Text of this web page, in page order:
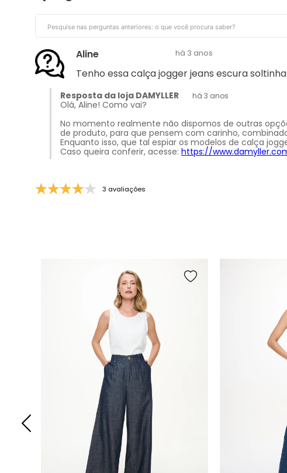
Aline há 3 anos
Tenho essa calça jogger jeans escura
Resposta da loja DAMYLLER há 3 anos
Olá, Aline! Como vai?
No momento realmente não dispomos de outras
de produto, para que pensem com carinho,
Enquanto isso, que tal espiar os modelos de calça
Caso queira conferir, acesse: https://
3 avaliações